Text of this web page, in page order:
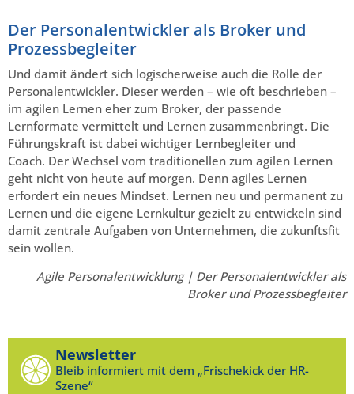
Der Personalentwickler als Broker und
Prozessbegleiter
Und damit ändert sich logischerweise auch die Rolle der
Personalentwickler. Dieser werden – wie oft beschrieben –
im agilen Lernen eher zum Broker, der passende
Lernformate vermittelt und Lernen zusammenbringt. Die
Führungskraft ist dabei wichtiger Lernbegleiter und
Coach. Der Wechsel vom traditionellen zum agilen Lernen
geht nicht von heute auf morgen. Denn agiles Lernen
erfordert ein neues Mindset. Lernen neu und permanent zu
Lernen und die eigene Lernkultur gezielt zu entwickeln sind
damit zentrale Aufgaben von Unternehmen, die zukunftsfit
sein wollen.
Agile Personalentwicklung | Der Personalentwickler als
Broker und Prozessbegleiter
Newsletter
Bleib informiert mit dem „Frischekick der HR-
Szene“